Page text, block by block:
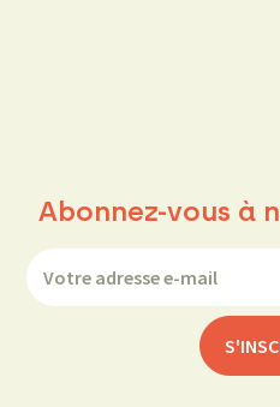
Abonnez-vous à